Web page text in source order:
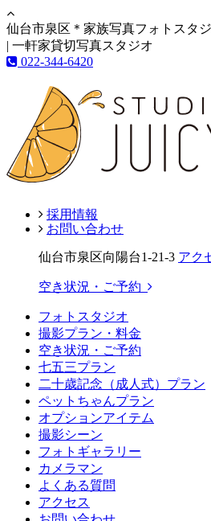
仙台市泉区＊家族写真フォトスタ
| 一軒家貸切写真スタジオ
022-344-6420
採用情報
お問い合わせ
仙台市泉区向陽台1-21-3 アク
空き状況・ご予約
フォトスタジオ
撮影プラン・料金
空き状況・ご予約
七五三プラン
二十歳記念（成人式）プラン
ペットちゃんプラン
オプションアイテム
撮影シーン
フォトギャラリー
カメラマン
よくある質問
アクセス